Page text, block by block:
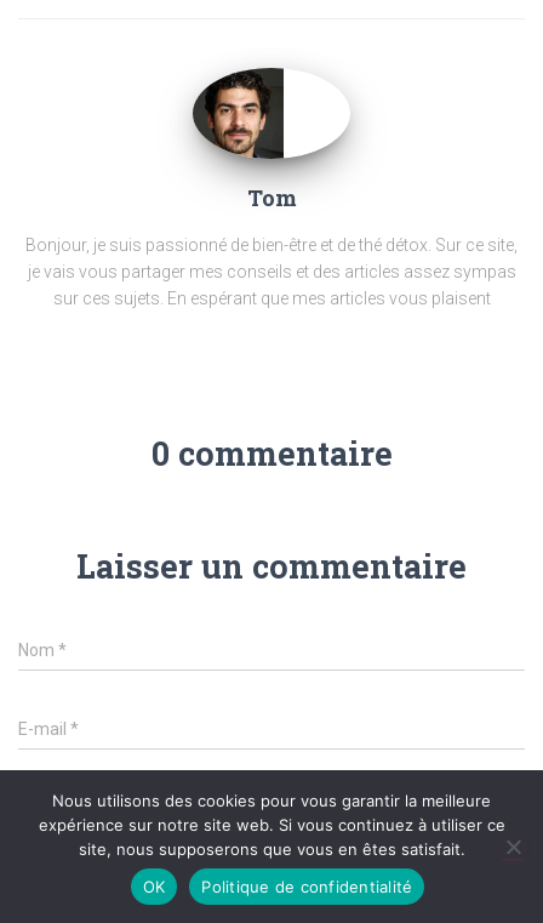
Tom
Bonjour, je suis passionné de bien-être et de thé détox. Sur ce site,
je vais vous partager mes conseils et des articles assez sympas
sur ces sujets. En espérant que mes articles vous plaisent
0 commentaire
Laisser un commentaire
Nom *
E-mail *
Site internet
Qu’avez vous à l’esprit ?
Nous utilisons des cookies pour vous garantir la meilleure
expérience sur notre site web. Si vous continuez à utiliser ce
site, nous supposerons que vous en êtes satisfait.
OK
Politique de confidentialité